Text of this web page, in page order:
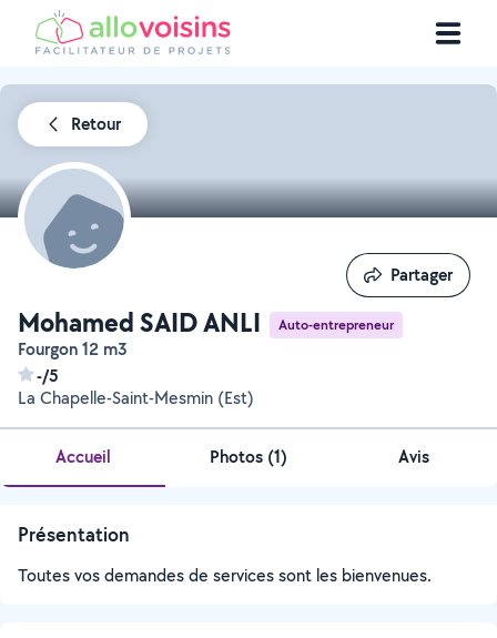
Retour
Mohamed SAID ANLI Auto-entrepreneur
Fourgon 12 m3
-/5
La Chapelle-Saint-Mesmin (Est)
Partager
Partager
Accueil Photos (1) Avis
Présentation
Toutes vos demandes de services sont les bienvenues.